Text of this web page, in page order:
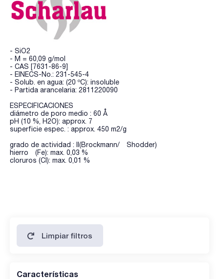
- SiO2
- M = 60,09 g/mol
- CAS [7631-86-9]
- EINECS-No.: 231-545-4
- Solub. en agua: (20 ºC): insoluble
- Partida arancelaria: 2811220090
ESPECIFICACIONES
diámetro de poro medio : 60 Å
pH (10 %, H2O): approx. 7
superficie espec. : approx. 450 m2/g
grado de actividad : II(Brockmann/ Shodder)
hierro (Fe): max. 0,03 %
cloruros (Cl): max. 0,01 %
Limpiar filtros
Características